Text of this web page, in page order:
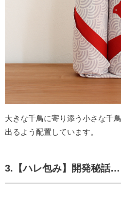
大きな千鳥に寄り添う小さな千
出るよう配置しています。
3. 【ハレ包み】開発秘話…